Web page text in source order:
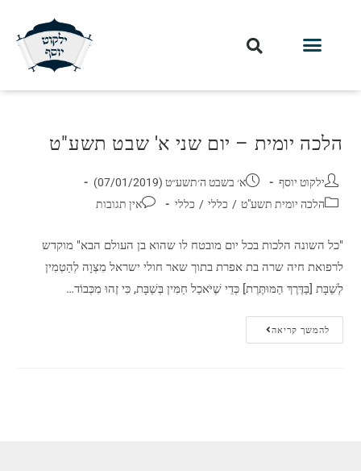
הלכה יומית – יום שני א' שבט תשע"ט
ילקוט יוסף
א׳ בשבט ה׳תשע״ט (07/01/2019)
הלכה יומית תשע"ט / כללי / כללי אין תגובות
"כל השונה הלכות בכל יום מובטח לו שהוא בן העולם הבא" מוקדש
לרפואת חיה שרה בת אפרת בתוך שאר חולי ישראל מִצְוָה לְהַטְמִין
לְשַׁבָּת [בַּדֶּרֶךְ הַמּוּתֶּרֶת] כְּדֵי שֶׁיֹּאכַל חַמִּין בְּשַׁבָּת, כִּי זֶהוּ מִכְּבוֹד…
להמשך קריאה